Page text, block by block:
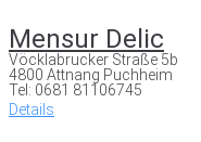
Mensur Delic
Vöcklabrucker Straße 5b
4800 Attnang Puchheim
Tel: 0681 81106745
Details